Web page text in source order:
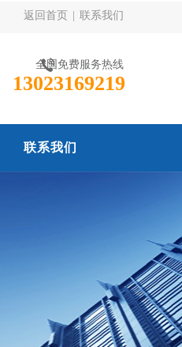
返回首页 联系我们
全国免费服务热线
13023169219
联系我们